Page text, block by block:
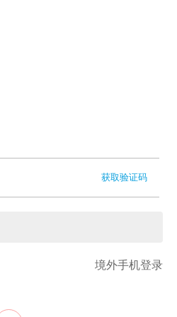
获取验证码
境外手机登录